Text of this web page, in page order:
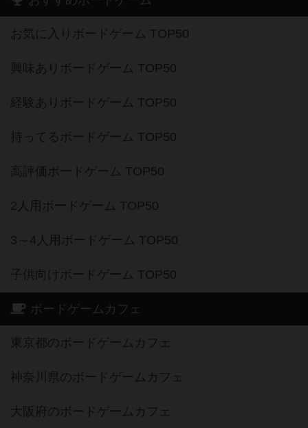
お気に入りボードゲーム TOP50
興味ありボードゲーム TOP50
経験ありボードゲーム TOP50
持ってるボードゲーム TOP50
高評価ボードゲーム TOP50
2人用ボードゲーム TOP50
3～4人用ボードゲーム TOP50
子供向けボードゲーム TOP50
ボードゲームカフェ
東京都のボードゲームカフェ
神奈川県のボードゲームカフェ
大阪府のボードゲームカフェ